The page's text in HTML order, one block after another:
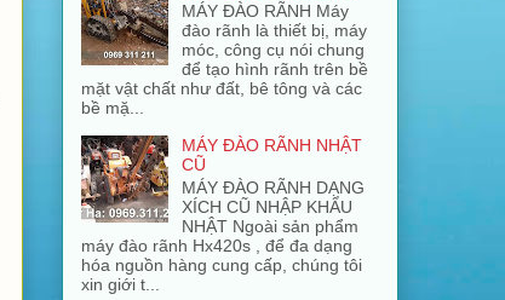
MÁY ĐÀO RÃNH Máy
đào rãnh là thiết bị, máy
móc, công cụ nói chung
để tạo hình rãnh trên bề
mặt vật chất như đất, bê tông và các
bề mặ...
MÁY ĐÀO RÃNH NHẬT
CŨ
MÁY ĐÀO RÃNH DẠNG
XÍCH CŨ NHẬP KHẨU
NHẬT Ngoài sản phẩm
máy đào rãnh Hx420s , để đa dạng
hóa nguồn hàng cung cấp, chúng tôi
xin giới t...